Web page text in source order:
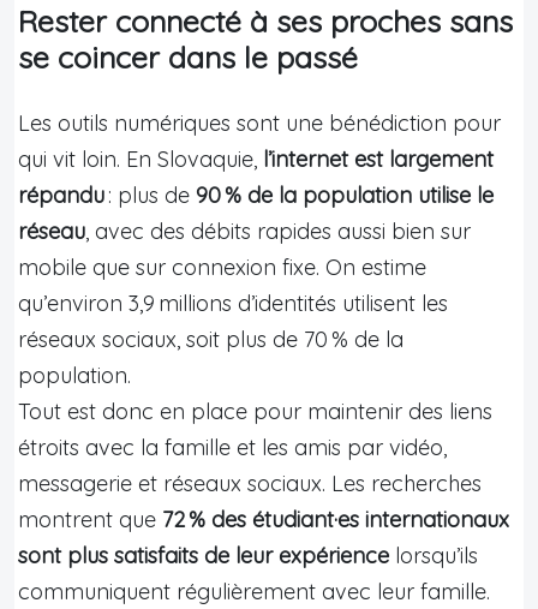
Rester connecté à ses proches sans
se coincer dans le passé
Les outils numériques sont une bénédiction pour
qui vit loin. En Slovaquie, l’internet est largement
répandu: plus de 90 % de la population utilise le
réseau, avec des débits rapides aussi bien sur
mobile que sur connexion fixe. On estime
qu’environ 3,9 millions d’identités utilisent les
réseaux sociaux, soit plus de 70 % de la
population.
Tout est donc en place pour maintenir des liens
étroits avec la famille et les amis par vidéo,
messagerie et réseaux sociaux. Les recherches
montrent que 72 % des étudiant·es internationaux
sont plus satisfaits de leur expérience lorsqu’ils
communiquent régulièrement avec leur famille.